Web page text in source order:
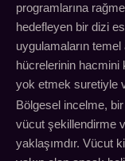
programlarına
hedefleyen bir dizi
uygulamaların
hücrelerinin hacmini
yok etmek suretiyle
Bölgesel incelme,
vücut şekillendirme
yaklaşımdır. Vücut